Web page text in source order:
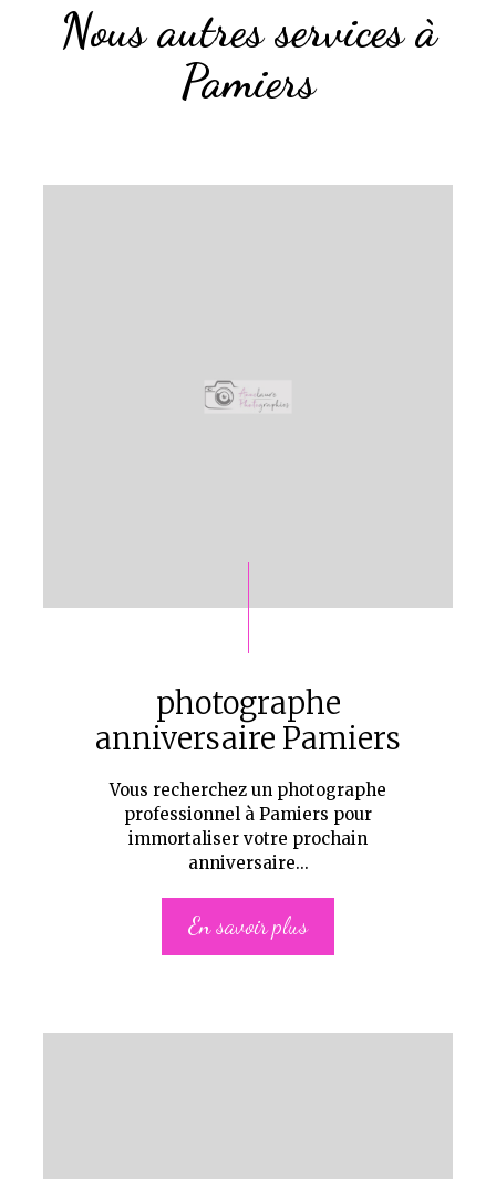
Nous autres services à
Pamiers
photographe
anniversaire Pamiers
Vous recherchez un photographe
professionnel à Pamiers pour
immortaliser votre prochain
anniversaire...
En savoir plus